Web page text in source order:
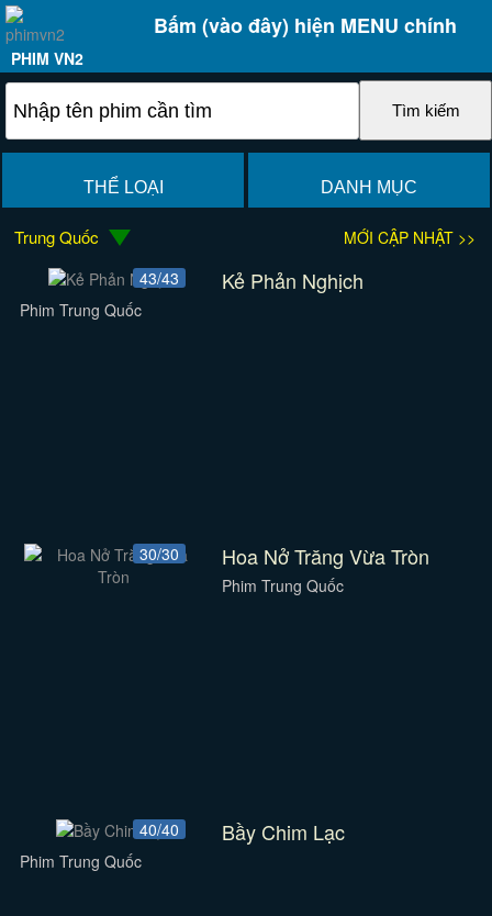
Bấm (vào đây) hiện MENU chính
PHIM VN2
THỂ LOẠI DANH MỤC
Trung Quốc
MỚI CẬP NHẬT >>
43/43
Kẻ Phản Nghịch
Phim Trung Quốc
30/30 Hoa Nở Trăng Vừa Tròn
Phim Trung Quốc
40/40 Bầy Chim Lạc
Phim Trung Quốc